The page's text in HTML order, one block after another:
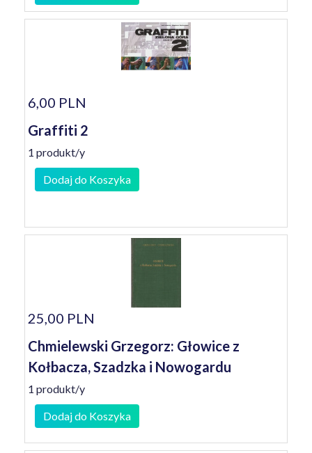
6,00 PLN
Graffiti 2
1 produkt/y
Dodaj do Koszyka
25,00 PLN
Chmielewski Grzegorz: Głowice z
Kołbacza, Szadzka i Nowogardu
1 produkt/y
Dodaj do Koszyka